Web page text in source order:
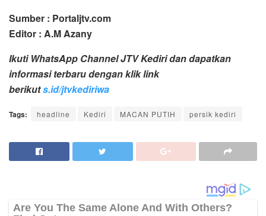
Sumber : Portaljtv.com
Editor : A.M Azany
Ikuti WhatsApp Channel JTV Kediri dan dapatkan
informasi terbaru dengan klik link
berikuts.id/jtvkediriwa
Tags: headline Kediri MACAN PUTIH persik kediri